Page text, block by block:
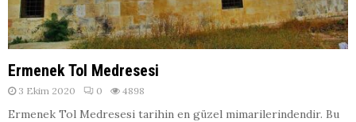
Ermenek Tol Medresesi
3 Ekim 2020 0 4898
Ermenek Tol Medresesi tarihin en güzel mimarilerindendir. Bu